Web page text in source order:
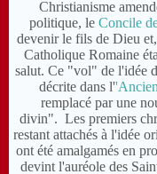
Christianisme
politique, le Concile
devenir le fils de Dieu
Catholique Romaine
salut. Ce "vol" de l'idée
décrite dans l'
remplacé par une
divin". Les premiers
restant attachés à l'idée
ont été amalgamés en
devint l'auréole des